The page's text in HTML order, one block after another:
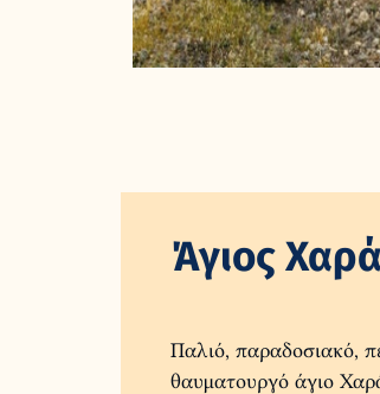
Άγιος
Παλιό, παραδοσιακό,
θαυματουργό άγιο